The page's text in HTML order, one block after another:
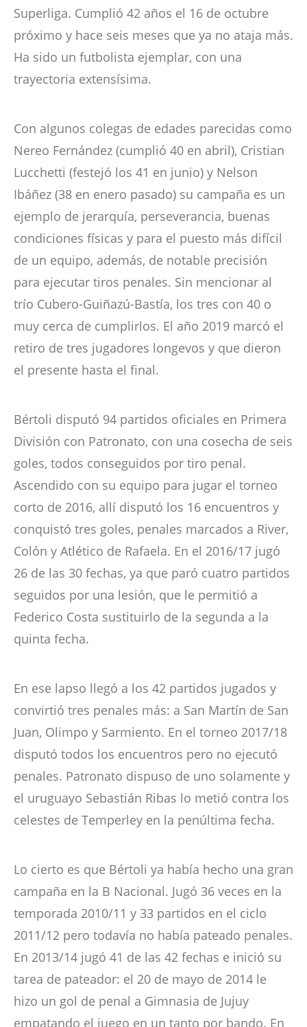
Superliga. Cumplió 42 años el 16 de octubre
próximo y hace seis meses que ya no ataja más.
Ha sido un futbolista ejemplar, con una
trayectoria extensísima.
Con algunos colegas de edades parecidas como
Nereo Fernández (cumplió 40 en abril), Cristian
Lucchetti (festejó los 41 en junio) y Nelson
Ibáñez (38 en enero pasado) su campaña es un
ejemplo de jerarquía, perseverancia, buenas
condiciones físicas y para el puesto más difícil
de un equipo, además, de notable precisión
para ejecutar tiros penales. Sin mencionar al
trío Cubero-Guiñazú-Bastía, los tres con 40 o
muy cerca de cumplirlos. El año 2019 marcó el
retiro de tres jugadores longevos y que dieron
el presente hasta el final.
Bértoli disputó 94 partidos oficiales en Primera
División con Patronato, con una cosecha de seis
goles, todos conseguidos por tiro penal.
Ascendido con su equipo para jugar el torneo
corto de 2016, allí disputó los 16 encuentros y
conquistó tres goles, penales marcados a River,
Colón y Atlético de Rafaela. En el 2016/17 jugó
26 de las 30 fechas, ya que paró cuatro partidos
seguidos por una lesión, que le permitió a
Federico Costa sustituirlo de la segunda a la
quinta fecha.
En ese lapso llegó a los 42 partidos jugados y
convirtió tres penales más: a San Martín de San
Juan, Olimpo y Sarmiento. En el torneo 2017/18
disputó todos los encuentros pero no ejecutó
penales. Patronato dispuso de uno solamente y
el uruguayo Sebastián Ribas lo metió contra los
celestes de Temperley en la penúltima fecha.
Lo cierto es que Bértoli ya había hecho una gran
campaña en la B Nacional. Jugó 36 veces en la
temporada 2010/11 y 33 partidos en el ciclo
2011/12 pero todavía no había pateado penales.
En 2013/14 jugó 41 de las 42 fechas e inició su
tarea de pateador: el 20 de mayo de 2014 le
hizo un gol de penal a Gimnasia de Jujuy
empatando el juego en un tanto por bando. En